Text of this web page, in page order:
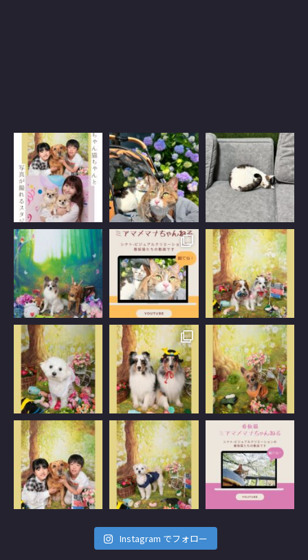
Instagram でフォロー